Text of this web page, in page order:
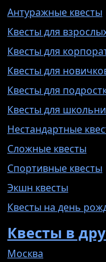
Антуражные квесты
Квесты для
Квесты для
Квесты для
Квесты для
Квесты для
Нестандартные
Сложные квесты
Спортивные квесты
Экшн квесты
Квесты на день
Квесты в
Москва